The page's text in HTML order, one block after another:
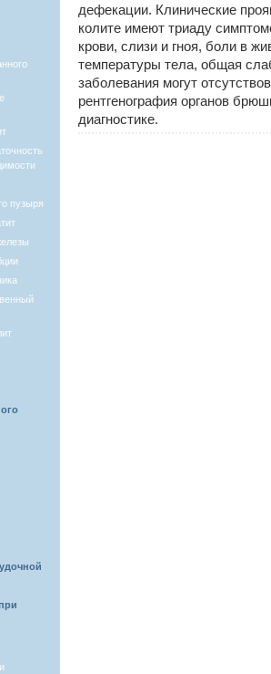
пузыря
дефекации. Клинические
колите имеют триаду
крови, слизи и гноя, боли в
температуры тела, общая
заболевания могут
рентгенография органов
диагностике.